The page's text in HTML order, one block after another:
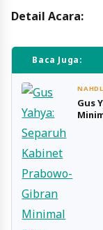
Detail Acara:
Baca Juga:
Gus